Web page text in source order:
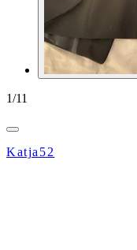
1/11
Katja52